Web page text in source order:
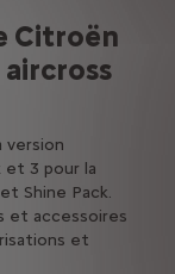
Citroën
version
et 3 pour la
Shine Pack.
et accessoires
et